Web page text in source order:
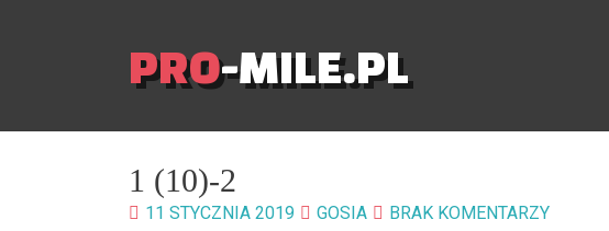
PRO-MILE.PL
1 (10)-2
11 STYCZNIA 2019 GOSIA BRAK KOMENTARZY